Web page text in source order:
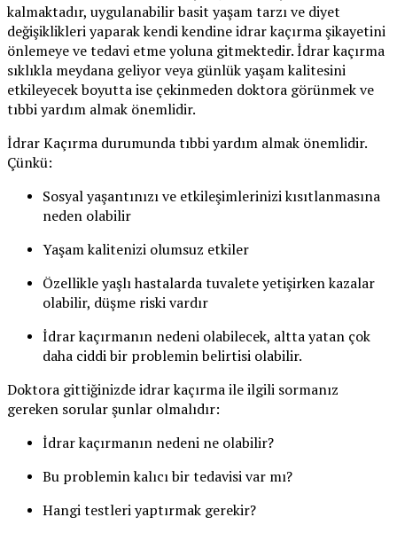
kalmaktadır, uygulanabilir basit yaşam tarzı ve diyet
değişiklikleri yaparak kendi kendine idrar kaçırma şikayetini
önlemeye ve tedavi etme yoluna gitmektedir. İdrar kaçırma
sıklıkla meydana geliyor veya günlük yaşam kalitesini
etkileyecek boyutta ise çekinmeden doktora görünmek ve
tıbbi yardım almak önemlidir.
İdrar Kaçırma durumunda tıbbi yardım almak önemlidir.
Çünkü:
Sosyal yaşantınızı ve etkileşimlerinizi kısıtlanmasına
neden olabilir
Yaşam kalitenizi olumsuz etkiler
Özellikle yaşlı hastalarda tuvalete yetişirken kazalar
olabilir, düşme riski vardır
İdrar kaçırmanın nedeni olabilecek, altta yatan çok
daha ciddi bir problemin belirtisi olabilir.
Doktora gittiğinizde idrar kaçırma ile ilgili sormanız
gereken sorular şunlar olmalıdır:
İdrar kaçırmanın nedeni ne olabilir?
Bu problemin kalıcı bir tedavisi var mı?
Hangi testleri yaptırmak gerekir?